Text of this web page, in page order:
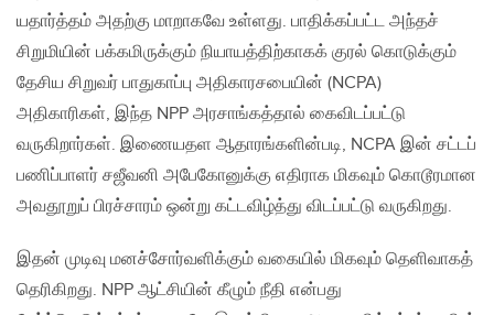
யதார்த்தம் அதற்கு மாறாகவே உள்ளது. பாதிக்கப்பட்ட அந்தச்
சிறுமியின் பக்கமிருக்கும் நியாயத்திற்காகக் குரல் கொடுக்கும்
தேசிய சிறுவர் பாதுகாப்பு அதிகாரசபையின் (NCPA)
அதிகாரிகள், இந்த NPP அரசாங்கத்தால் கைவிடப்பட்டு
வருகிறார்கள். இணையதள ஆதாரங்களின்படி, NCPA இன் சட்டப்
பணிப்பாளர் சஜீவனி அபேகோனுக்கு எதிராக மிகவும் கொடூரமான
அவதூறுப் பிரச்சாரம் ஒன்று கட்டவிழ்த்து விடப்பட்டு வருகிறது.
இதன் முடிவு மனச்சோர்வளிக்கும் வகையில் மிகவும் தெளிவாகத்
தெரிகிறது. NPP ஆட்சியின் கீழும் நீதி என்பது